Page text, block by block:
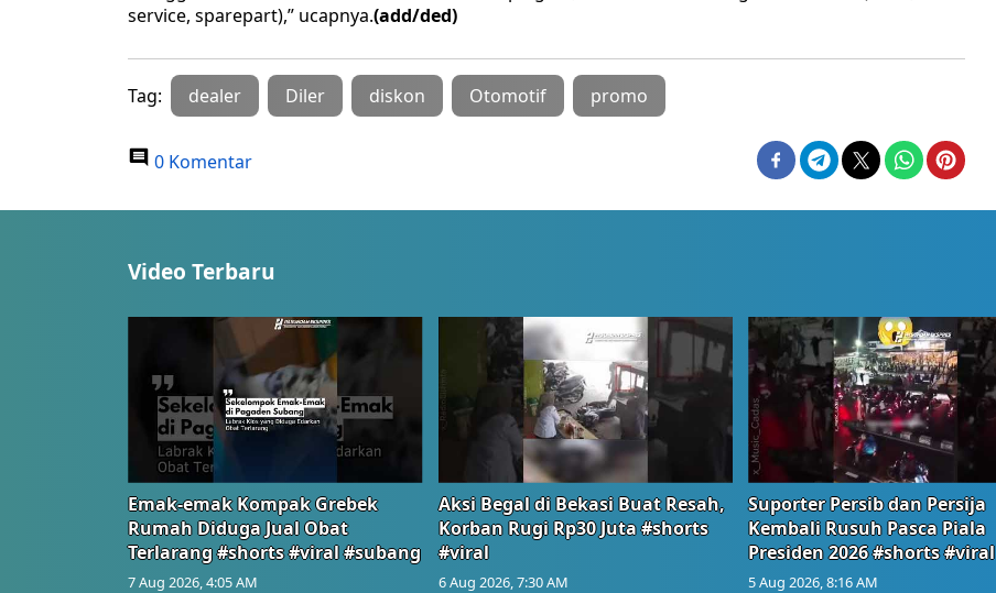
service, sparepart),” ucapnya.(add/ded)
Tag: dealer Diler diskon Otomotif promo
0 Komentar
Video Terbaru
Emak-emak Kompak Grebek
Rumah Diduga Jual Obat
Terlarang #shorts #viral #subang
7 Aug 2026, 4:05 AM
Aksi Begal di Bekasi Buat Resah,
Korban Rugi Rp30 Juta #shorts
#viral
6 Aug 2026, 7:30 AM
Suporter Persib dan Persija
Kembali Rusuh Pasca Piala
Presiden 2026 #shorts #viral
5 Aug 2026, 8:16 AM